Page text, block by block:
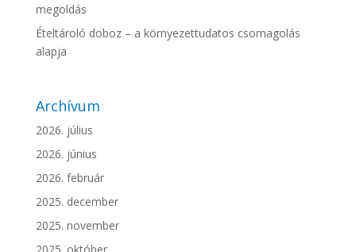
megoldás
Ételtároló doboz – a környezettudatos csomagolás
alapja
Archívum
2026. július
2026. június
2026. február
2025. december
2025. november